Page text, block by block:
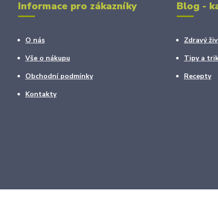
Informace pro zákazníky
O nás
Vše o nákupu
Obchodní podmínky
Kontakty
Blog -
Zdravý
Tipy a
Recepty